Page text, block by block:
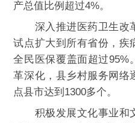
产总值比例超过4%。
深入推进医药卫生改
试点扩大到所有省份，疾
全民医保覆盖面超过95%
革深化，县乡村服务网络
点县市达到1300多个。
积极发展文化事业和